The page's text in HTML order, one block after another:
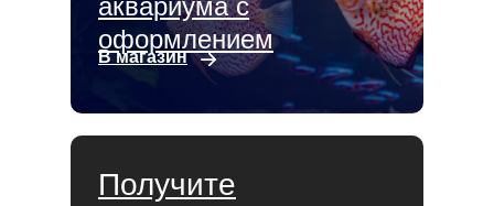
аквариума с
оформлением
В магазин
Получите